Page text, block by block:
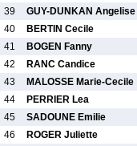
39
GUY-DUNKAN Angelise
40
BERTIN Cecile
41
BOGEN Fanny
42
RANC Candice
43
MALOSSE Marie-Cecile
44
PERRIER Lea
45
SADOUNE Emilie
46
ROGER Juliette